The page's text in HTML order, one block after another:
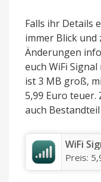
Falls ihr Details
immer Blick
Änderungen
euch WiFi
ist 3 MB groß,
5,99 Euro teuer.
auch
‎WiFi
Preis: